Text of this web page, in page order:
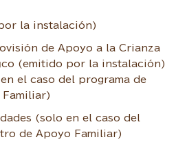
la instalación)
de Apoyo a la Crianza
(emitido por la instalación)
el caso del programa de
(solo en el caso del
de Apoyo Familiar)